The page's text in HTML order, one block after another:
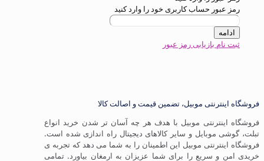
کاربری خود را وارد کنید
رمز عبور
تضمین قیمت و اصالت کالا
موبیل با هدف هر چه آسان تر شدن خرید انواع
و سایر کالاهای دیجیتال راه اندازی شده است.
موبیل این اطمینان را به شما می دهد که تجربه ی
را برای شما عزیزان به ارمغان بیاورد. تمامی